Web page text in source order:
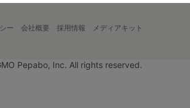
ー 会社概要 採用情報 メディアキット
Pepabo, Inc. All rights reserved.